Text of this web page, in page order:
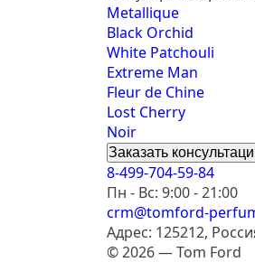
Metallique
Black Orchid
White Patchouli
Extreme Man
Fleur de Chine
Lost Cherry
Noir
Заказать
8-499-704-59-84
Пн - Вс: 9:00 - 21:00
crm@tomford-
Адрес: 125212,
© 2026 — Tom Ford